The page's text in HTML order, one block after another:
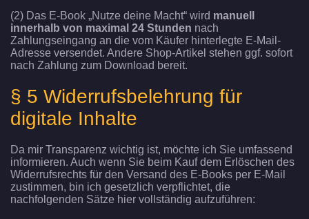
(2) Das E-Book „Nutze deine Macht“ wird manuell
innerhalb von maximal 24 Stunden nach
Zahlungseingang an die vom Käufer hinterlegte E-Mail-
Adresse versendet. Andere Shop-Artikel stehen ggf. sofort
nach Zahlung zum Download bereit.
§ 5 Widerrufsbelehrung für
digitale Inhalte
Da mir Transparenz wichtig ist, möchte ich Sie umfassend
informieren. Auch wenn Sie beim Kauf dem Erlöschen des
Widerrufsrechts für den Versand des E-Books per E-Mail
zustimmen, bin ich gesetzlich verpflichtet, die
nachfolgenden Sätze hier vollständig aufzuführen: